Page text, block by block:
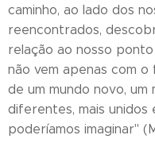
caminho, ao lado dos
reencontrados,
relação ao nosso
não vem apenas com o
de um mundo novo,
diferentes, mais unidos
poderíamos imaginar"